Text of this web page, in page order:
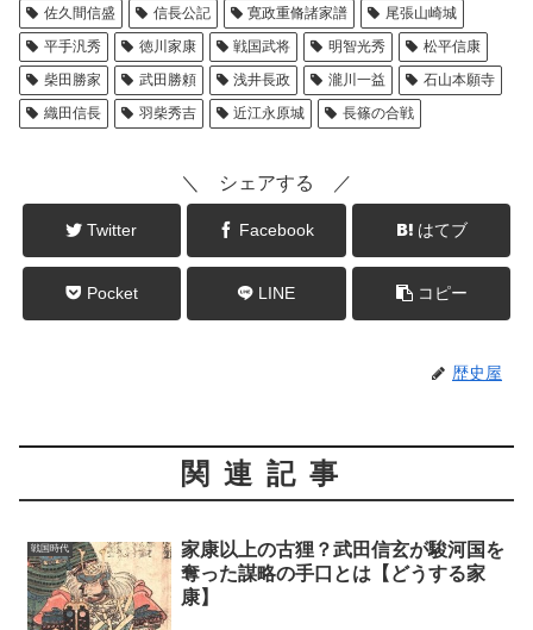
佐久間信盛
信長公記 寛政重脩諸家譜
尾張山崎城
平手汎秀
徳川家康 戦国武将 明智光秀
松平信康
柴田勝家
武田勝頼 浅井長政 瀧川一益
石山本願寺
織田信長
羽柴秀吉 近江永原城 長篠の合戦
＼ シェアする ／
Twitter Facebook はてブ
Pocket LINE コピー
歴史屋
関連記事
戦国時代
家康以上の古狸？武田信玄が駿河国を
奪った謀略の手口とは【どうする家
康】